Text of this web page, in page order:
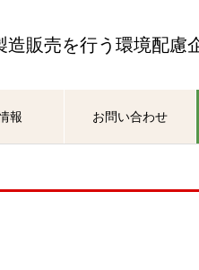
販売を行う環境配慮
報 お問い合わせ